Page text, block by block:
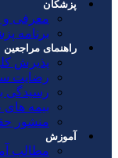
پزشکان
معرفی
برنامه
راهنمای مراجعین
پذیرش
رضایت
رسیدگی
بیمه
منشور
آموزش
مطالب